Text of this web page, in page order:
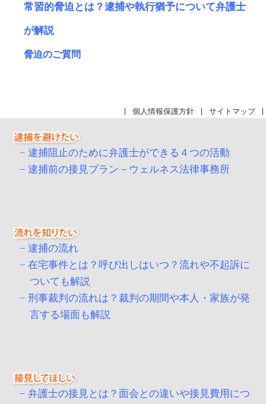
常習的脅迫とは？逮捕や執行猶予について弁護士
が解説
脅迫のご質問
個人情報保護方針 サイトマップ
逮捕阻止のために弁護士ができる４つの活動
逮捕前の接見プラン－ウェルネス法律事務所
逮捕の流れ
在宅事件とは？呼び出しはいつ？流れや不起訴に
ついても解説
刑事裁判の流れは？裁判の期間や本人・家族が発
言する場面も解説
弁護士の接見とは？面会との違いや接見費用につ